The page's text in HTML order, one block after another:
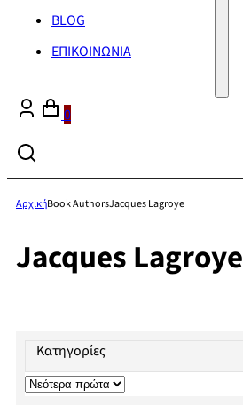
BLOG
ΕΠΙΚΟΙΝΩΝΙΑ
0
ΑρχικήBook AuthorsJacques Lagroye
Jacques Lagroye
Κατηγορίες